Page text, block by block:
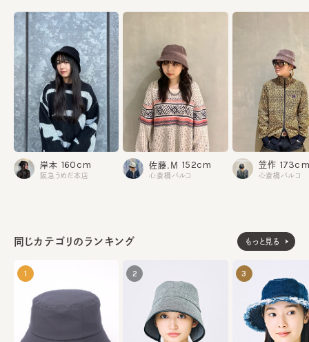
素材 綿100%
生産国 made in JAPAN
同じカテゴリのランキング もっと見る
1 2 3
岸本 160cm
阪急うめだ本店
佐藤.M 152cm
心斎橋パルコ
笠作 173cm
心斎橋パルコ